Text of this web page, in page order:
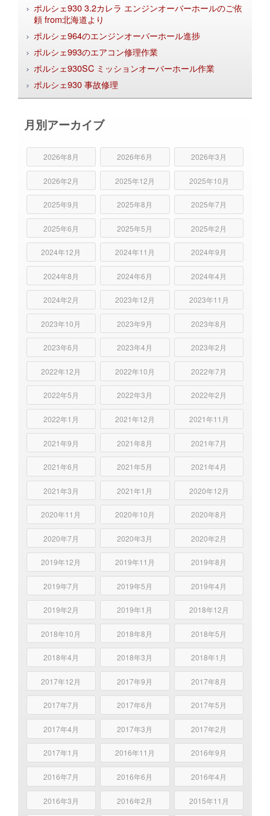
ポルシェ930 3.2カレラ エンジンオーバーホールのご依
頼 from北海道より
ポルシェ964のエンジンオーバーホール進捗
ポルシェ993のエアコン修理作業
ポルシェ930SC ミッションオーバーホール作業
ポルシェ930 事故修理
月別アーカイブ
2026年8月 2026年6月 2026年3月
2026年2月 2025年12月 2025年10月
2025年9月 2025年8月 2025年7月
2025年6月 2025年5月 2025年2月
2024年12月 2024年11月 2024年9月
2024年8月 2024年6月 2024年4月
2024年2月 2023年12月 2023年11月
2023年10月 2023年9月 2023年8月
2023年6月 2023年4月 2023年2月
2022年12月 2022年10月 2022年7月
2022年5月 2022年3月 2022年2月
2022年1月 2021年12月 2021年11月
2021年9月 2021年8月 2021年7月
2021年6月 2021年5月 2021年4月
2021年3月 2021年1月 2020年12月
2020年11月 2020年10月 2020年8月
2020年7月 2020年3月 2020年2月
2019年12月 2019年11月 2019年8月
2019年7月 2019年5月 2019年4月
2019年2月 2019年1月 2018年12月
2018年10月 2018年8月 2018年5月
2018年4月 2018年3月 2018年1月
2017年12月 2017年9月 2017年8月
2017年7月 2017年6月 2017年5月
2017年4月 2017年3月 2017年2月
2017年1月 2016年11月 2016年9月
2016年7月 2016年6月 2016年4月
2016年3月 2016年2月 2015年11月